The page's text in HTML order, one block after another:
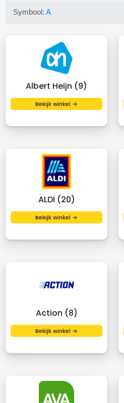
Symbool:A
Albert Heijn (9)
Bekijk winkel →
ALDI (20)
Bekijk winkel →
Action (8)
Bekijk winkel →